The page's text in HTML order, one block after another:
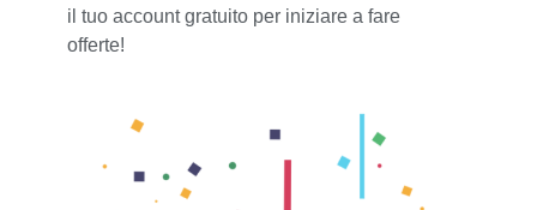
il tuo account gratuito per iniziare a fare
offerte!